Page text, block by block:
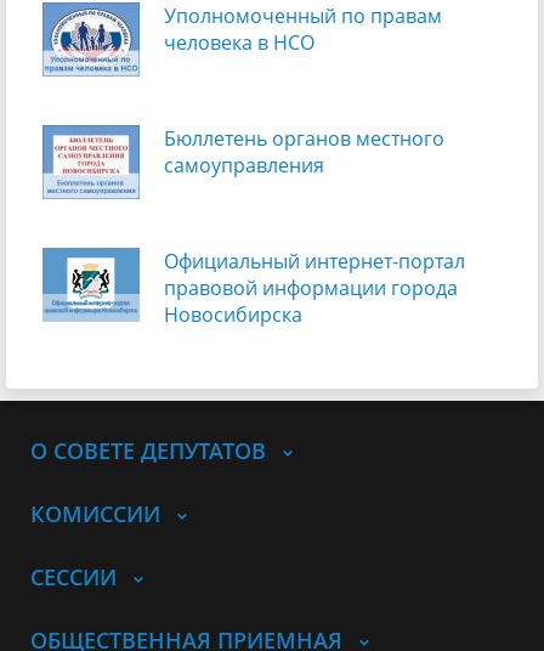
Уполномоченный по правам
человека в НСО
Бюллетень органов местного
самоуправления
Официальный интернет-портал
правовой информации города
Новосибирска
О СОВЕТЕ ДЕПУТАТОВ
КОМИССИИ
СЕССИИ
ОБЩЕСТВЕННАЯ ПРИЕМНАЯ